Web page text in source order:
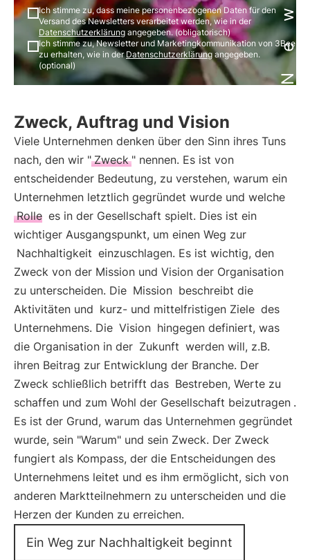
Ich stimme zu, dass meine personenbezogenen Daten für den
Versand des Newsletters verarbeitet werden, wie in der
Datenschutzerklärung angegeben. (obligatorisch)
Ich stimme zu, Newsletter und Marketingkommunikation von 3Bee
zu erhalten, wie in derDatenschutzerklärungangegeben.
(optional)
Zweck, Auftrag und Vision
Viele Unternehmen denken über den Sinn ihres Tuns
nach, den wir " Zweck " nennen. Es ist von
entscheidender Bedeutung, zu verstehen, warum ein
Unternehmen letztlich gegründet wurde und welche
Rolle es in der Gesellschaft spielt. Dies ist ein
wichtiger Ausgangspunkt, um einen Weg zur
Nachhaltigkeit einzuschlagen. Es ist wichtig, den
Zweck von der Mission und Vision der Organisation
zu unterscheiden. Die Mission beschreibt die
Aktivitäten und kurz- und mittelfristigen Ziele des
Unternehmens. Die Vision hingegen definiert, was
die Organisation in der Zukunft werden will, z.B.
ihren Beitrag zur Entwicklung der Branche. Der
Zweck schließlich betrifft das Bestreben, Werte zu
schaffen und zum Wohl der Gesellschaft beizutragen .
Es ist der Grund, warum das Unternehmen gegründet
wurde, sein "Warum" und sein Zweck. Der Zweck
fungiert als Kompass, der die Entscheidungen des
Unternehmens leitet und es ihm ermöglicht, sich von
anderen Marktteilnehmern zu unterscheiden und die
Herzen der Kunden zu erreichen.
Ein Weg zur Nachhaltigkeit beginnt